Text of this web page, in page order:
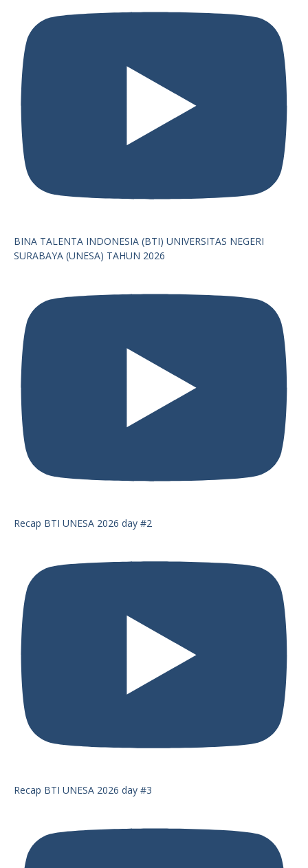
BINA TALENTA INDONESIA (BTI) UNIVERSITAS NEGERI
SURABAYA (UNESA) TAHUN 2026
Recap BTI UNESA 2026 day #2
Recap BTI UNESA 2026 day #3